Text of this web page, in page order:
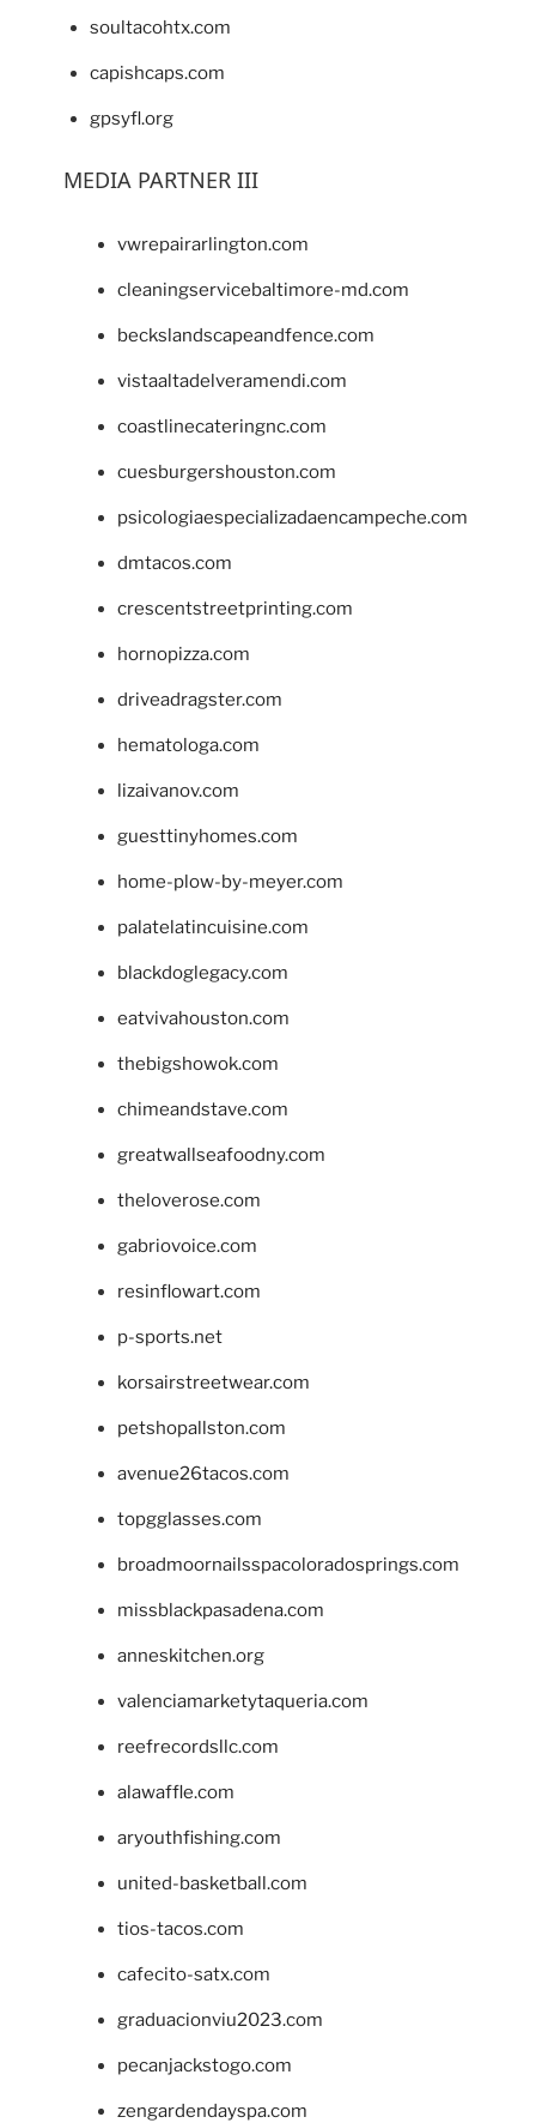
soultacohtx.com
capishcaps.com
gpsyfl.org
MEDIA PARTNER III
vwrepairarlington.com
cleaningservicebaltimore-md.com
beckslandscapeandfence.com
vistaaltadelveramendi.com
coastlinecateringnc.com
cuesburgershouston.com
psicologiaespecializadaencampeche.com
dmtacos.com
crescentstreetprinting.com
hornopizza.com
driveadragster.com
hematologa.com
lizaivanov.com
guesttinyhomes.com
home-plow-by-meyer.com
palatelatincuisine.com
blackdoglegacy.com
eatvivahouston.com
thebigshowok.com
chimeandstave.com
greatwallseafoodny.com
theloverose.com
gabriovoice.com
resinflowart.com
p-sports.net
korsairstreetwear.com
petshopallston.com
avenue26tacos.com
topgglasses.com
broadmoornailsspacoloradosprings.com
missblackpasadena.com
anneskitchen.org
valenciamarketytaqueria.com
reefrecordsllc.com
alawaffle.com
aryouthfishing.com
united-basketball.com
tios-tacos.com
cafecito-satx.com
graduacionviu2023.com
pecanjackstogo.com
zengardendayspa.com